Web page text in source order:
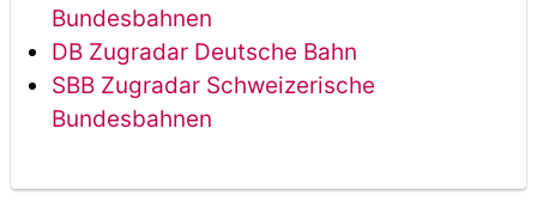
Bundesbahnen
DB Zugradar Deutsche Bahn
SBB Zugradar Schweizerische
Bundesbahnen